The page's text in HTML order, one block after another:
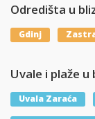
Odredišta u
Gdinj
Uvale i plaže u
Uvala Zaraća